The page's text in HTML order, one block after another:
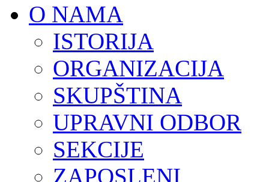
O NAMA
ISTORIJA
ORGANIZACIJA
SKUPŠTINA
UPRAVNI ODBOR
SEKCIJE
ZAPOSLENI